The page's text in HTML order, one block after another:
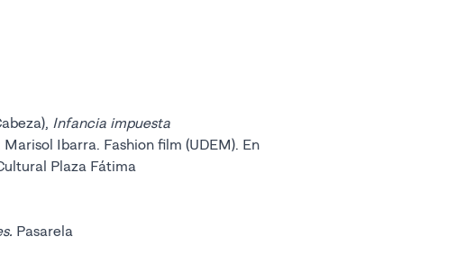
Infancia impuesta
Ibarra. Fashion film (UDEM). En
Plaza Fátima
Pasarela